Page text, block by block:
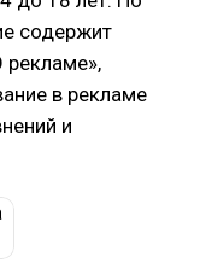
содержит
рекламе»,
в рекламе
и